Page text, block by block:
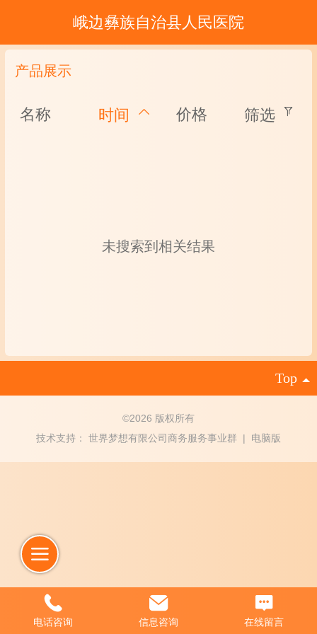
峨边彝族自治县人民医院
产品展示
名称 时间 价格 筛选
未搜索到相关结果
Top
©2026 版权所有
技术支持： 世界梦想有限公司商务服务事业群 | 电脑版
电话咨询 信息咨询 在线留言